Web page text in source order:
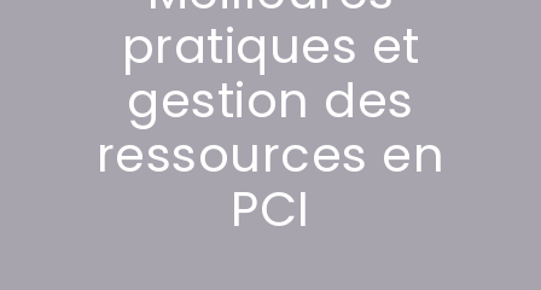
pratiques et
gestion des
ressources en
PCI